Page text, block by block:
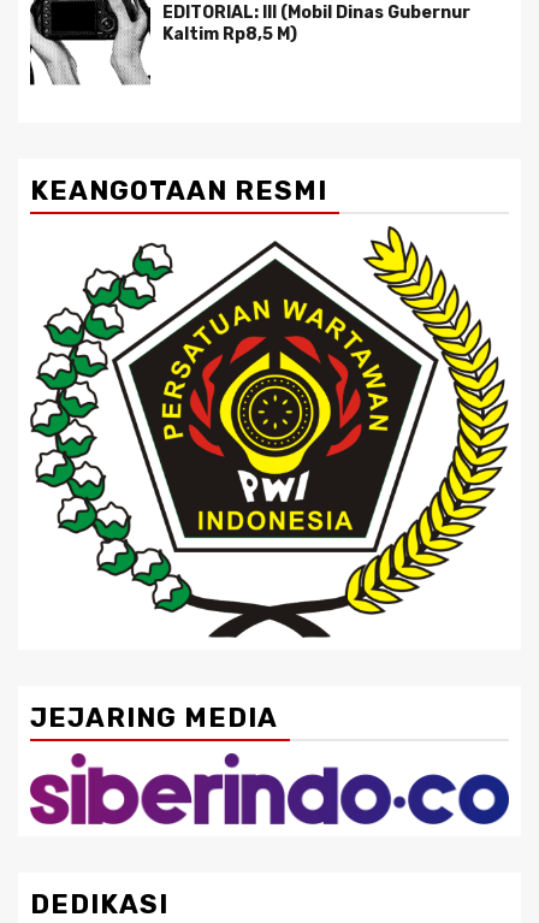
EDITORIAL: III (Mobil Dinas Gubernur
Kaltim Rp8,5 M)
KEANGOTAAN RESMI
JEJARING MEDIA
DEDIKASI